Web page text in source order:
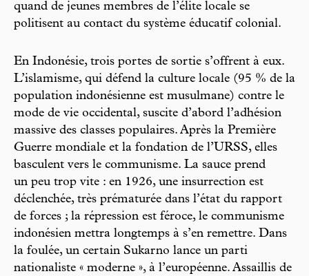
quand de jeunes membres de l’élite locale se
politisent au contact du système éducatif colonial.
En Indonésie, trois portes de sortie s’offrent à eux.
L’islamisme, qui défend la culture locale (95 % de la
population indonésienne est musulmane) contre le
mode de vie occidental, suscite d’abord l’adhésion
massive des classes populaires. Après la Première
Guerre mondiale et la fondation de l’URSS, elles
basculent vers le communisme. La sauce prend
un peu trop vite : en 1926, une insurrection est
déclenchée, très prématurée dans l’état du rapport
de forces ; la répression est féroce, le communisme
indonésien mettra longtemps à s’en remettre. Dans
la foulée, un certain Sukarno lance un parti
nationaliste « moderne », à l’européenne. Assaillis de